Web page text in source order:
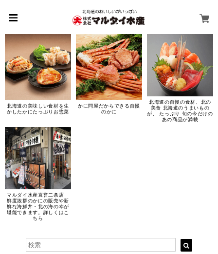
北海道の美味しい食材を生
かしたかにたっぷりお惣菜
かに問屋だからできる自慢
のかに
北海道の自慢の食材、北の
美食 北海道のうまいもの
が、 たっぷり 旬の今だけの
あの商品が満載
マルダイ水産直営二条店
鮮度抜群のかにの販売や新
鮮な海鮮丼・北の海の幸が
堪能できます。詳しくはこ
ちら